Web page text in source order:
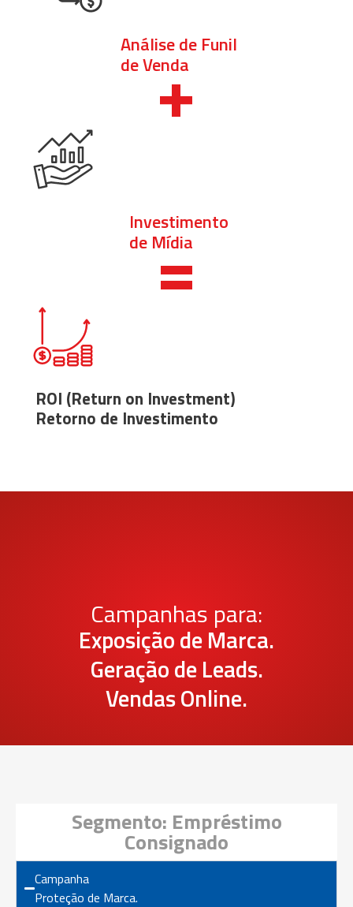
Análise de Funil
de Venda
+
Investimento
de Mídia
=
ROI (Return on Investment)
Retorno de Investimento
Campanhas para:
Exposição de Marca.
Geração de Leads.
Vendas Online.
Segmento: Empréstimo
Consignado
Campanha
Proteção de Marca.